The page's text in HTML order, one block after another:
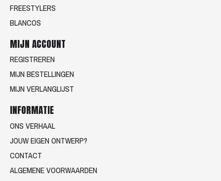
FREESTYLERS
BLANCOS
MIJN ACCOUNT
REGISTREREN
MIJN BESTELLINGEN
MIJN VERLANGLIJST
INFORMATIE
ONS VERHAAL
JOUW EIGEN ONTWERP?
CONTACT
ALGEMENE VOORWAARDEN